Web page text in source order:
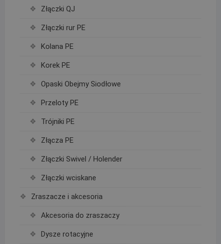
Złączki QJ
Złączki rur PE
Kolana PE
Korek PE
Opaski Obejmy Siodłowe
Przeloty PE
Trójniki PE
Złącza PE
Złączki Swivel / Holender
Złączki wciskane
Zraszacze i akcesoria
Akcesoria do zraszaczy
Dysze rotacyjne